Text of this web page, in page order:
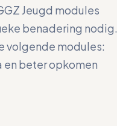
Jeugd modules
benadering nodig.
volgende modules:
en beter opkomen